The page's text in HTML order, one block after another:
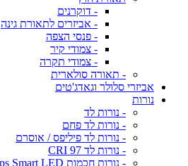
- דוקרנים
- אביזרים לתאורת גינה
- פנסי הצפה
- צמודי קיר
- צמודי תקרה
- תאורה סולארית
אביזרי סלולר וגאדג'טים
נורות
- נורות לד
- נורות לד פחם
- נורות לד פיליפס / אוסרם
- נורות לד CRI 97
- נורות חכמות Philips Smart LED